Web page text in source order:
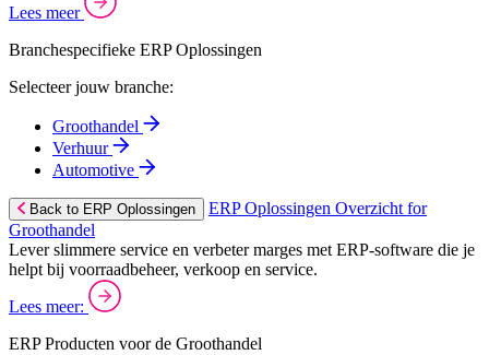
Lees meer
Branchespecifieke ERP Oplossingen
Selecteer jouw branche:
Groothandel
Verhuur
Automotive
Back to ERP Oplossingen
ERP Oplossingen Overzicht for
Groothandel
Lever slimmere service en verbeter marges met ERP-software die je
helpt bij voorraadbeheer, verkoop en service.
Lees meer:
ERP Producten voor de Groothandel